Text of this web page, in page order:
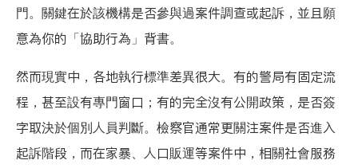
門。關鍵在於該機構是否參與過案件調查或起訴，並且願
意為你的「協助行為」背書。
然而現實中，各地執行標準差異很大。有的警局有固定流
程，甚至設有專門窗口；有的完全沒有公開政策，是否簽
字取決於個別人員判斷。檢察官通常更關注案件是否進入
起訴階段，而在家暴、人口販運等案件中，相關社會服務